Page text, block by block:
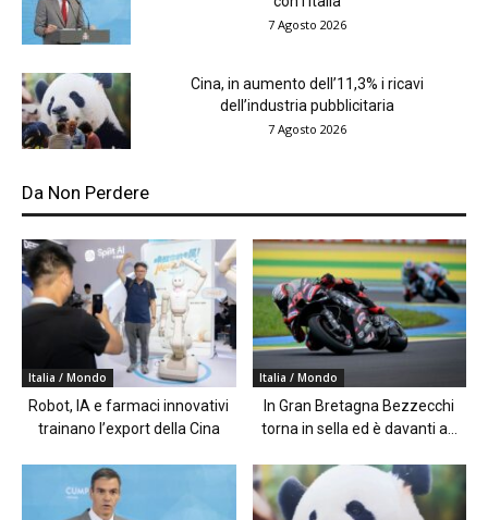
7 Agosto 2026
Cina, in aumento dell’11,3% i ricavi
dell’industria pubblicitaria
7 Agosto 2026
Da Non Perdere
Italia / Mondo
Robot, IA e farmaci innovativi
trainano l’export della Cina
Italia / Mondo
In Gran Bretagna Bezzecchi
torna in sella ed è davanti a...